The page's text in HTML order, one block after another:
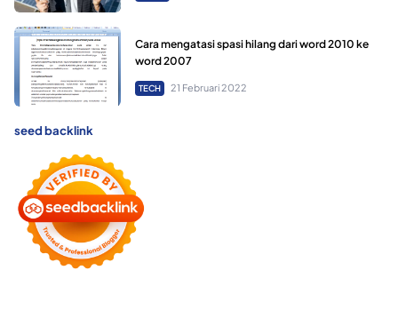
Cara mengatasi spasi hilang dari word 2010 ke
word 2007
TECH 21 Februari 2022
seed backlink